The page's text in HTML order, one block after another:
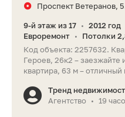
Проспект Ветеранов,
9-й этаж из 17 • 2012 год
Евроремонт •
Потолки
Код объекта: 2257632.
Героев, 26к2 – заезжайте
квартира, 63 м –
Тренд
Агентство
• 19